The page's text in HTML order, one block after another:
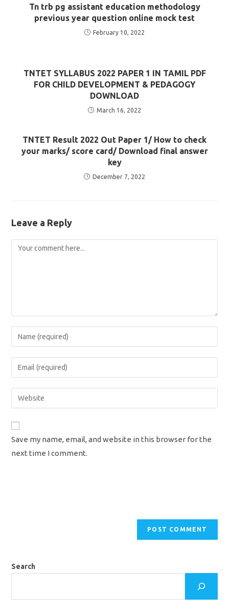
Tn trb pg assistant education methodology
previous year question online mock test
February 10, 2022
TNTET SYLLABUS 2022 PAPER 1 IN TAMIL PDF
FOR CHILD DEVELOPMENT & PEDAGOGY
DOWNLOAD
March 16, 2022
TNTET Result 2022 Out Paper 1/ How to check
your marks/ score card/ Download final answer
key
December 7, 2022
Leave a Reply
Comment
Enter
your
name
comment
Enter
your
email
address
Enter
your
URL
(optional)
Save my name, email, and website in this browser for the
next time I comment.
Search